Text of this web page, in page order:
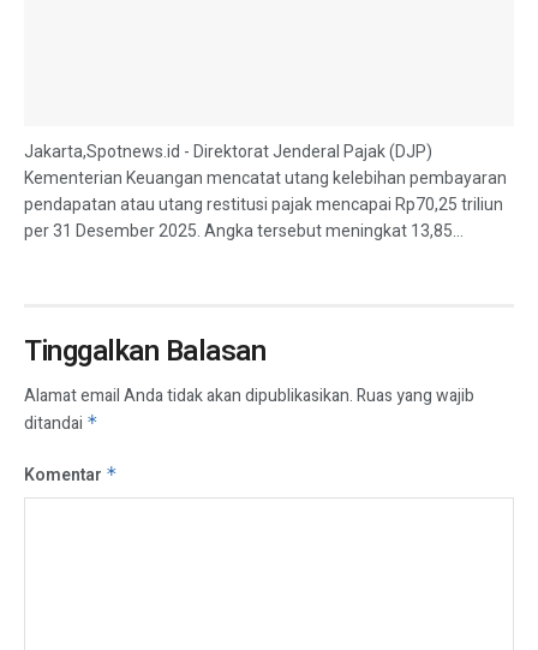
Jakarta,Spotnews.id - Direktorat Jenderal Pajak (DJP)
Kementerian Keuangan mencatat utang kelebihan pembayaran
pendapatan atau utang restitusi pajak mencapai Rp70,25 triliun
per 31 Desember 2025. Angka tersebut meningkat 13,85...
Tinggalkan Balasan
Alamat email Anda tidak akan dipublikasikan.Ruas yang wajib
ditandai *
Komentar *